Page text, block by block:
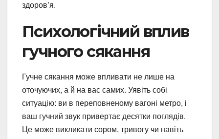
здоров’я.
Психологічний вплив
гучного сякання
Гучне сякання може впливати не лише на
оточуючих, а й на вас самих. Уявіть собі
ситуацію: ви в переповненому вагоні метро, і
ваш гучний звук привертає десятки поглядів.
Це може викликати сором, тривогу чи навіть